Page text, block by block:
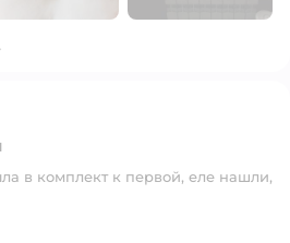
в комплект к первой, еле нашли,